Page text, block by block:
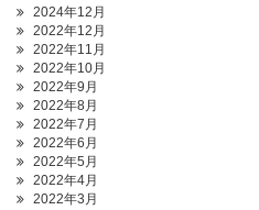
2024年12月
2022年12月
2022年11月
2022年10月
2022年9月
2022年8月
2022年7月
2022年6月
2022年5月
2022年4月
2022年3月